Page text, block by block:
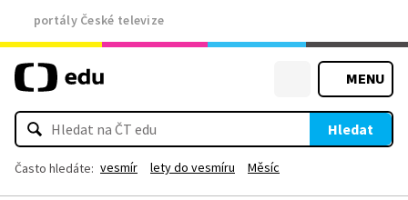
portály České televize
MENU
Hledat
Často hledáte: vesmír lety do vesmíru Měsíc